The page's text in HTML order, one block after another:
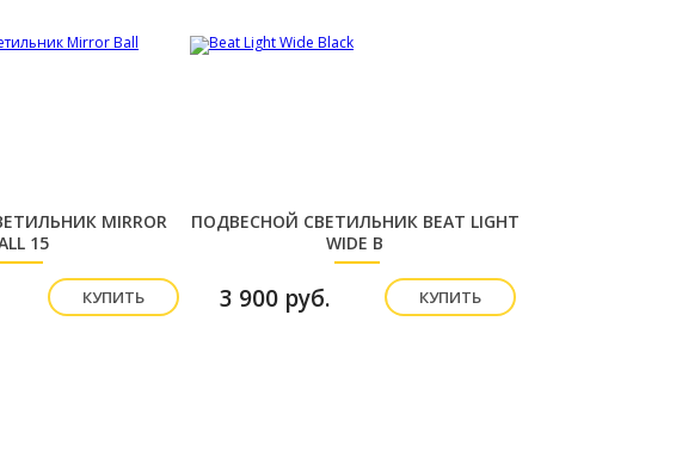
MIRROR
15
КУПИТЬ
ПОДВЕСНОЙ СВЕТИЛЬНИК BEAT LIGHT
WIDE B
3 900 руб. КУПИТЬ